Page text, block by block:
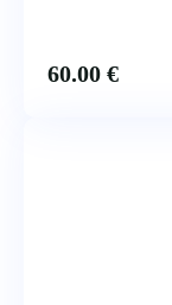
60.00 €